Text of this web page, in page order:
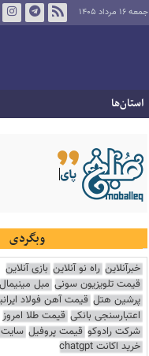
جمعه ۱۶ مرداد ۱۴۰۵
استان‌ها
وبگردی
خبرآنلاین راه نو آنلاین بازی آنلاین
قیمت تلویزیون سونی مبل مینیمال
پرشین هتل قیمت آهن فولاد
اعتبارسنجی بانکی قیمت طلا امروز
شرکت رادوکو قیمت پروفیل سایت
خرید اکانت chatgpt